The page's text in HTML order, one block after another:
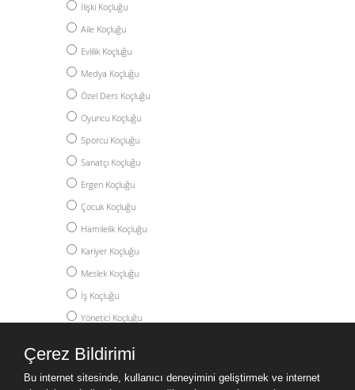
İlişki Koçluğu
Aile Koçluğu
Evlilik Koçluğu
Medya Koçluğu
Özel Ders Koçluğu
Oyuncu Koçluğu
Sporcu Koçluğu
Sanatçı Koçluğu
Ergen Koçluğu
Çocuk Koçluğu
Hamilelik Koçluğu
Kariyer Koçluğu
Meslek Koçluğu
İş Koçluğu
Yönetici Koçluğu
Yüksek Lisans Koçluğu
Doktora Koçluğu
Çerez Bildirimi
Bu internet sitesinde, kullanıcı deneyimini geliştirmek ve internet